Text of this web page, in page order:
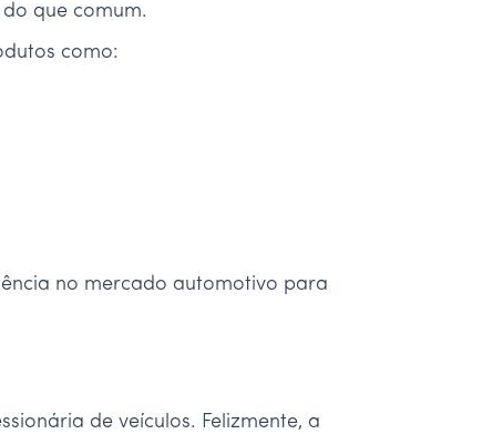
que comum.
como:
no mercado automotivo para
de veículos. Felizmente, a